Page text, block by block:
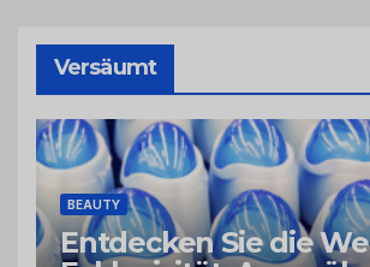
Versäumt
BEAUTY
Entdecken Sie die